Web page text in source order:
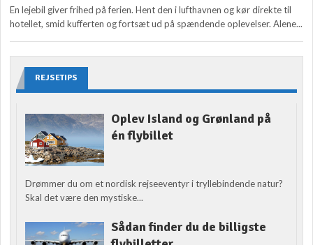
En lejebil giver frihed på ferien. Hent den i lufthavnen og kør direkte til
hotellet, smid kufferten og fortsæt ud på spændende oplevelser. Alene...
REJSETIPS
Oplev Island og Grønland på
én flybillet
Drømmer du om et nordisk rejseeventyr i tryllebindende natur?
Skal det være den mystiske...
Sådan finder du de billigste